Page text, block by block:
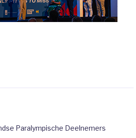
Paralympische Deelnemers